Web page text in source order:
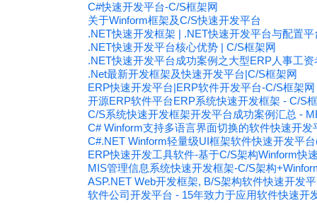
C#快速开发平台-C/S框架网
关于Winform框架及C/S快速开发平台
.NET快速开发框架 | .NET快速开发平台与配置平
.NET快速开发平台核心优势 | C/S框架网
.NET快速开发平台成功案例之大型ERP人事工
.Net最新开发框架及快速开发平台|C/S框架网
ERP快速开发平台|ERP软件开发平台-C/S框架网
开源ERP软件平台ERP系统快速开发框架 - C/S
C/S系统快速开发框架开发平台成功案例汇总 -
C# Winform支持多语言界面切换的软件快速开发
C#.NET Winform轻量级UI框架软件快速开发平
ERP快速开发工具软件-基于C/S架构Winform快
MIS管理信息系统快速开发框架-C/S架构
ASP.NET Web开发框架, B/S架构软件快速开发
软件公司开发平台 - 15年致力于应用软件快速开